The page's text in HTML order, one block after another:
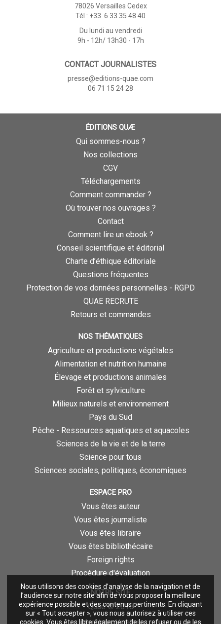
Nous utilisons des cookies d’analyse de la navigation et de
l’audience sur notre site afin de vous proposer la meilleure
expérience possible et des contenus pertinents. En cliquant
sur « Tout accepter », vous nous autorisez à utiliser ces
cookies. Vous êtes libre également de les refuser ou de les
78026 Versailles Cedex
Tél : +33 6 33 35 48 40
Du lundi au vendredi
9h - 12h/ 13h30 - 17h
CONTACT JOURNALISTES
presse@editions-quae.com
06 71 15 24 28
ÉDITIONS QUÆ
Qui sommes-nous ?
Nos collections
CGV
Téléchargements
Comment commander ?
Où trouver nos ouvrages ?
Contact
Comment lire un ebook ?
Conseil scientifique et éditorial
Charte d’éthique éditoriale
Questions fréquentes
Protection de vos données personnelles - RGPD
QUAE RECRUTE
Retours et commandes
NOS THÉMATIQUES
Agriculture et productions végétales
Alimentation et nutrition humaine
Élevage et productions animales
Forêt et sylviculture
Milieux naturels et environnement
Pays du Sud
Pêche - Ressources aquatiques et aquacoles
Sciences de la vie et de la terre
Science pour tous
Sciences sociales, politiques, économiques
ESPACE PRO
Vous êtes auteur
Vous êtes journaliste
Vous êtes libraire
Vous êtes bibliothécaire
Foreign rights
Procédure d'évaluation
NOTRE SITE
Quae © 2018